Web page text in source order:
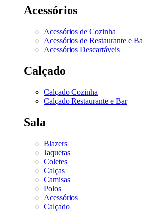
Acessórios
Acessórios de Cozinha
Acessórios de Restaurante e
Acessórios Descartáveis
Calçado
Calçado Cozinha
Calçado Restaurante e Bar
Sala
Blazers
Jaquetas
Coletes
Calças
Camisas
Polos
Acessórios
Calçado